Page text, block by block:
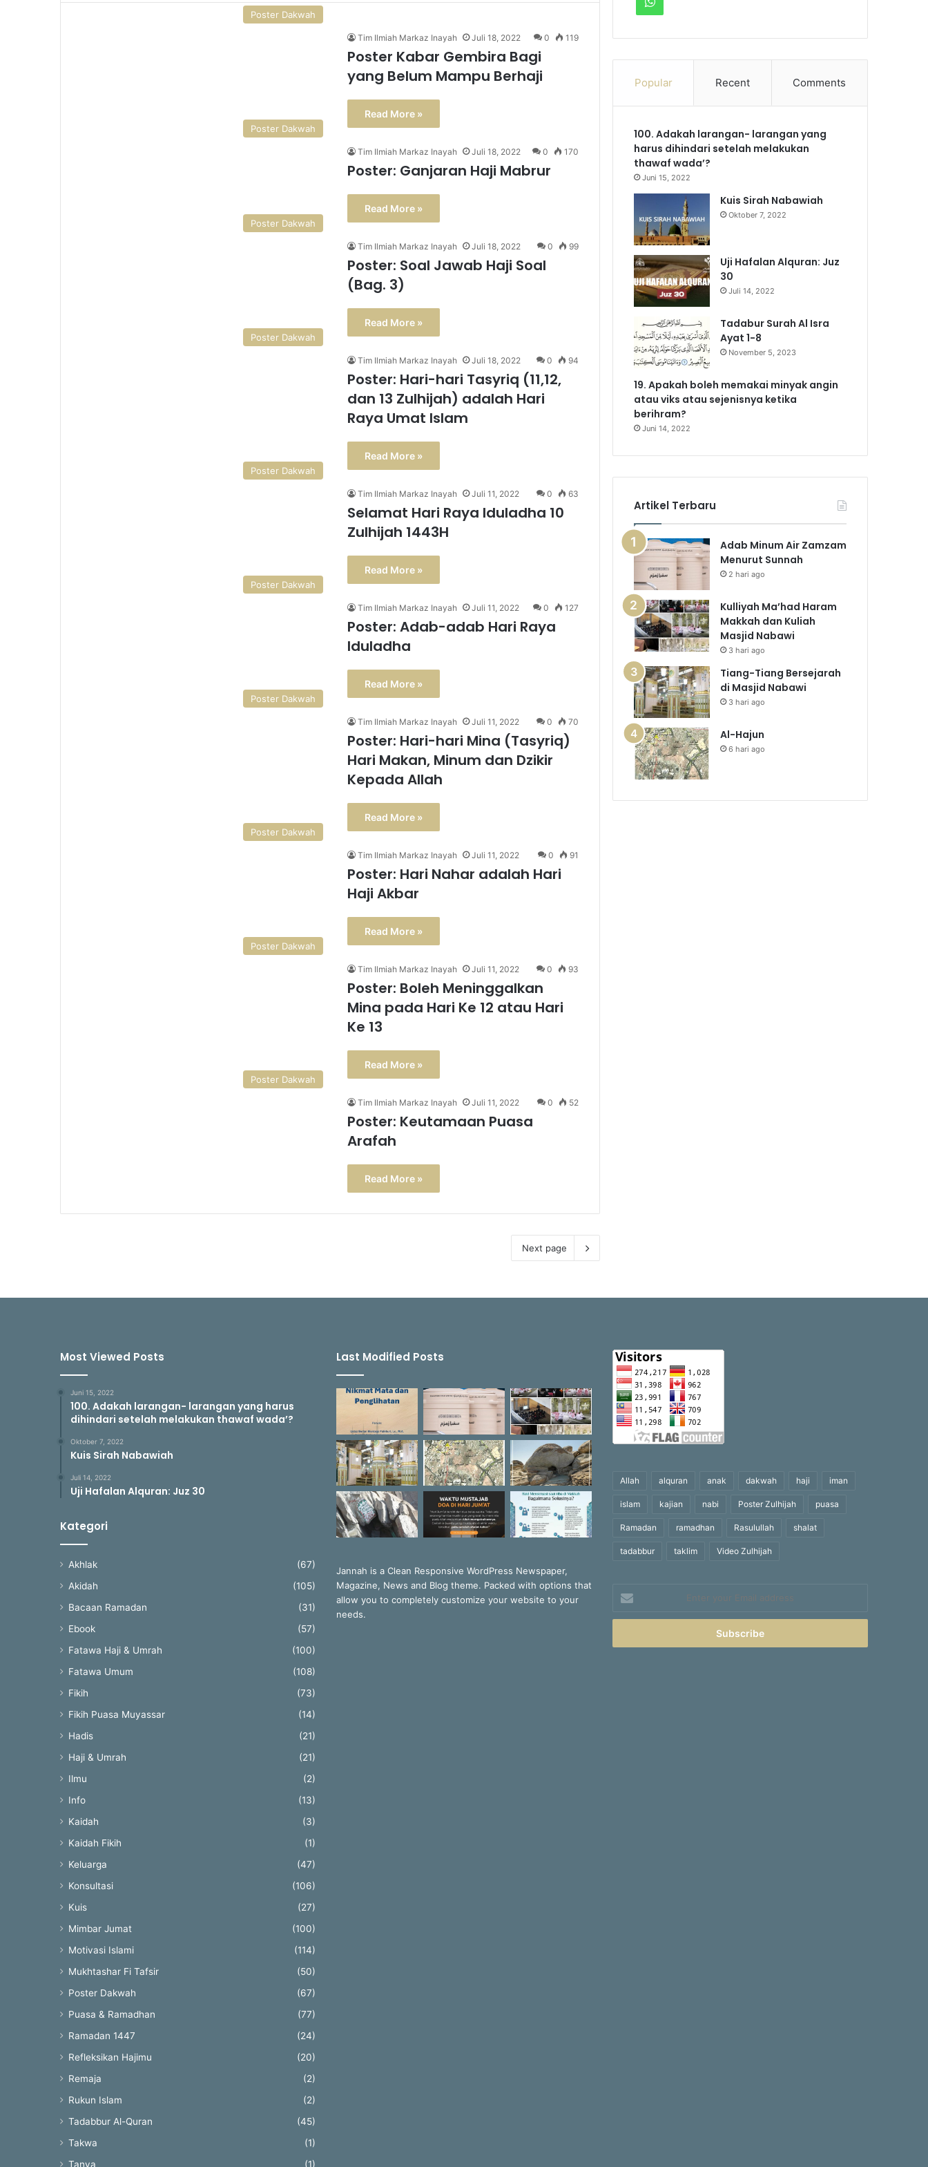
Poster Dakwah
Tim Ilmiah Markaz Inayah Juli 18, 2022 0 119
Poster Kabar Gembira Bagi
yang Belum Mampu Berhaji
Read More »
Poster Dakwah
Tim Ilmiah Markaz Inayah Juli 18, 2022 0 170
Poster: Ganjaran Haji Mabrur
Read More »
Poster Dakwah
Tim Ilmiah Markaz Inayah Juli 18, 2022 0 99
Poster: Soal Jawab Haji Soal
(Bag. 3)
Read More »
Poster Dakwah
Tim Ilmiah Markaz Inayah Juli 18, 2022 0 94
Poster: Hari-hari Tasyriq (11,12,
dan 13 Zulhijah) adalah Hari
Raya Umat Islam
Read More »
Poster Dakwah
Tim Ilmiah Markaz Inayah Juli 11, 2022 0 63
Selamat Hari Raya Iduladha 10
Zulhijah 1443H
Read More »
Poster Dakwah
Tim Ilmiah Markaz Inayah Juli 11, 2022 0 127
Poster: Adab-adab Hari Raya
Iduladha
Read More »
Poster Dakwah
Tim Ilmiah Markaz Inayah Juli 11, 2022 0 70
Poster: Hari-hari Mina (Tasyriq)
Hari Makan, Minum dan Dzikir
Kepada Allah
Read More »
Poster Dakwah
Tim Ilmiah Markaz Inayah Juli 11, 2022 0 91
Poster: Hari Nahar adalah Hari
Haji Akbar
Read More »
Poster Dakwah
Tim Ilmiah Markaz Inayah Juli 11, 2022 0 93
Poster: Boleh Meninggalkan
Mina pada Hari Ke 12 atau Hari
Ke 13
Read More »
Poster Dakwah
Tim Ilmiah Markaz Inayah Juli 11, 2022 0 52
Poster: Keutamaan Puasa
Arafah
Read More »
Next page
b
o
o
k
u
b
e
g
r
r
a
o
k
a
t
A
p
p
Popular Recent Comments
100. Adakah larangan- larangan yang
harus dihindari setelah melakukan
thawaf wada’?
Juni 15, 2022
Kuis Sirah Nabawiah
Oktober 7, 2022
Uji Hafalan Alquran: Juz
30
Juli 14, 2022
Tadabur Surah Al Isra
Ayat 1-8
November 5, 2023
19. Apakah boleh memakai minyak angin
atau viks atau sejenisnya ketika
berihram?
Juni 14, 2022
Artikel Terbaru
Adab Minum Air Zamzam
Menurut Sunnah
2 hari ago
Kulliyah Ma’had Haram
Makkah dan Kuliah
Masjid Nabawi
3 hari ago
Tiang-Tiang Bersejarah
di Masjid Nabawi
3 hari ago
Al-Hajun
6 hari ago
Most Viewed Posts
Juni 15, 2022
100. Adakah larangan- larangan yang harus
dihindari setelah melakukan thawaf wada’?
Oktober 7, 2022
Kuis Sirah Nabawiah
Juli 14, 2022
Uji Hafalan Alquran: Juz 30
Kategori
Akhlak
(67)
Akidah
(105)
Bacaan Ramadan
(31)
Ebook
(57)
Fatawa Haji & Umrah
(100)
Fatawa Umum
(108)
Fikih
(73)
Fikih Puasa Muyassar
(14)
Hadis
(21)
Haji & Umrah
(21)
Ilmu
(2)
Info
(13)
Kaidah
(3)
Kaidah Fikih
(1)
Keluarga
(47)
Konsultasi
(106)
Kuis
(27)
Mimbar Jumat
(100)
Motivasi Islami
(114)
Mukhtashar Fi Tafsir
(50)
Poster Dakwah
(67)
Puasa & Ramadhan
(77)
Ramadan 1447
(24)
Refleksikan Hajimu
(20)
Remaja
(2)
Rukun Islam
(2)
Tadabbur Al-Quran
(45)
Takwa
(1)
Tanya
(1)
Last Modified Posts
Jannah is a Clean Responsive WordPress Newspaper,
Magazine, News and Blog theme. Packed with options that
allow you to completely customize your website to your
needs.
Allah alquran anak dakwah haji iman
islam kajian nabi Poster Zulhijah puasa
Ramadan ramadhan Rasulullah shalat
tadabbur taklim Video Zulhijah
your
Email